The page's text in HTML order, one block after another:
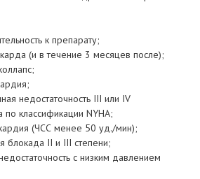
к препарату;
(и в течение 3 месяцев после);
недостаточность III или IV
по классификации NYHA;
(ЧСС менее 50 уд./мин);
блокада II и III степени;
с низким давлением